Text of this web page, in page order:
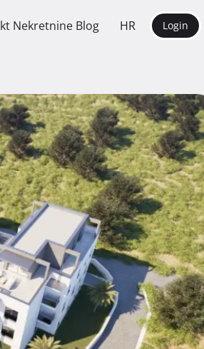
Nekretnine Blog HR Login